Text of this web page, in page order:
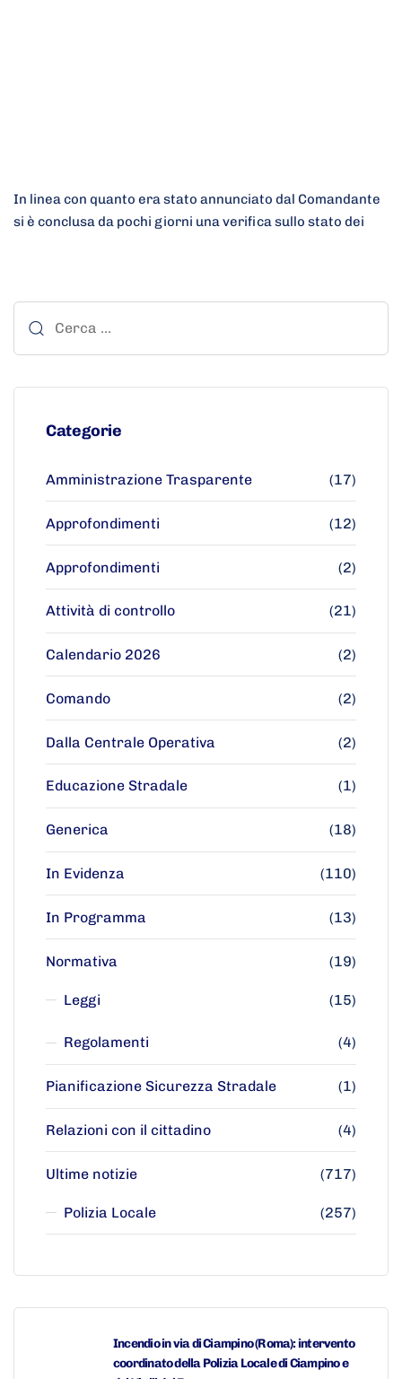
In linea con quanto era stato annunciato dal Comandante
si è conclusa da pochi giorni una verifica sullo stato dei
Categorie
Amministrazione Trasparente (17)
Approfondimenti (12)
Approfondimenti (2)
Attività di controllo (21)
Calendario 2026 (2)
Comando (2)
Dalla Centrale Operativa (2)
Educazione Stradale (1)
Generica (18)
In Evidenza (110)
In Programma (13)
Normativa (19)
Leggi (15)
Regolamenti (4)
Pianificazione Sicurezza Stradale (1)
Relazioni con il cittadino (4)
Ultime notizie (717)
Polizia Locale (257)
Incendio in via di Ciampino (Roma): intervento
coordinato della Polizia Locale di Ciampino e